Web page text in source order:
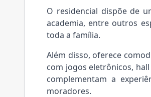
O residencial dispõe de
academia, entre outros
toda a família.
Além disso, oferece
com jogos eletrônicos,
complementam a
moradores.